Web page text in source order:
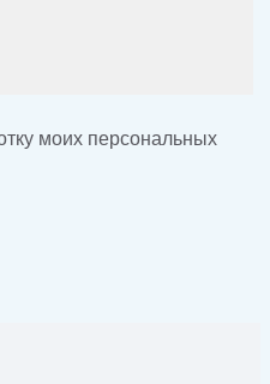
моих персональных